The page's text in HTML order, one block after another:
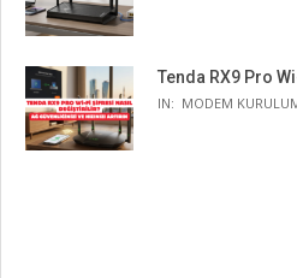
Tenda RX9 Pro
IN: MODEM